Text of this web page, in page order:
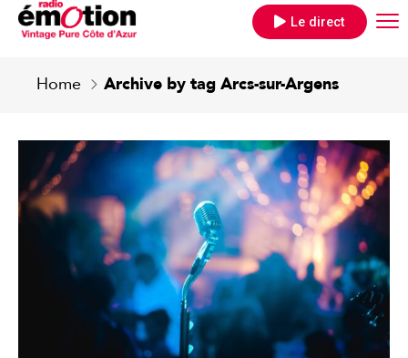
Le direct
Home Archive by tag Arcs-sur-Argens